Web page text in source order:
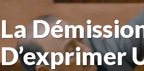
La
D’exprimer